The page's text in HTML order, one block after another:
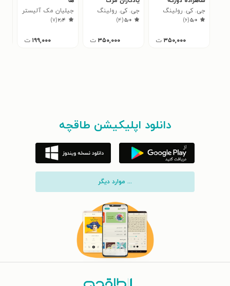
جی. کی. رولینگ
۵٫۰(۶)
۳۵۰,۰۰۰ ت
جی. کی. رولینگ
۵٫۰(۴)
۳۵۰,۰۰۰ ت
جیلیان مک آلیستر
۲٫۴(۷)
۱۹۹,۰۰۰ ت
دانلود اپلیکیشن طاقچه
... موارد دیگر